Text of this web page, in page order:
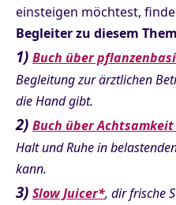
einsteigen möchtest,
Begleiter zu diesem
1) Buch über
Begleitung zur ärztlichen
die Hand gibt.
2) Buch über
Halt und Ruhe in
kann.
3) Slow Juicer*, dir frische